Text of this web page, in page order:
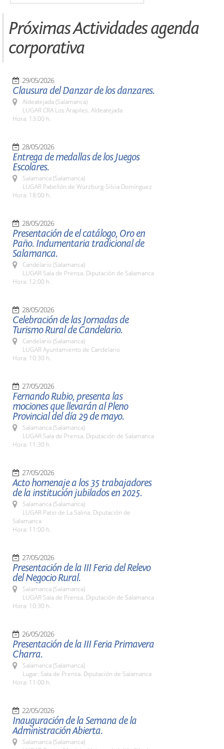
Próximas Actividades agenda
corporativa
29/05/2026
Clausura del Danzar de los danzares.
Aldeatejada (Salamanca)
LUGAR CRA Los Arapiles. Aldeatejada
Hora: 13:00 h.
28/05/2026
Entrega de medallas de los Juegos
Escolares.
Salamanca (Salamanca)
LUGAR Pabellón de Würzburg-Silvia Domínguez
Hora: 18:00 h.
28/05/2026
Presentación de el catálogo, Oro en
Paño. Indumentaria tradicional de
Salamanca.
Candelario (Salamanca)
LUGAR Sala de Prensa. Diputación de Salamanca
Hora: 12:00 h.
28/05/2026
Celebración de las Jornadas de
Turismo Rural de Candelario.
Candelario (Salamanca)
LUGAR Ayuntamiento de Candelario
Hora: 10:30 h.
27/05/2026
Fernando Rubio, presenta las
mociones que llevarán al Pleno
Provincial del día 29 de mayo.
Salamanca (Salamanca)
LUGAR Sala de Prensa. Diputación de Salamanca
Hora: 11:30 h.
27/05/2026
Acto homenaje a los 35 trabajadores
de la institución jubilados en 2025.
Salamanca (Salamanca)
LUGAR Patio de La Salina. Diputación de
Salamanca
Hora: 11:00 h.
27/05/2026
Presentación de la III Feria del Relevo
del Negocio Rural.
Salamanca (Salamanca)
LUGAR Sala de Prensa. Diputación de Salamanca
Hora: 10:30 h.
26/05/2026
Presentación de la III Feria Primavera
Charra.
Salamanca (Salamanca)
Lugar: Sala de Prensa. Diputación de Salamanca
Hora: 11:00 h.
22/05/2026
Inauguración de la Semana de la
Administración Abierta.
Salamanca (Salamanca)